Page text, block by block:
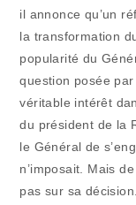
il annonce qu’un
la transformation
popularité du
question posée
véritable intérêt
du président de la
le Général de
n’imposait. Mais
pas sur sa décision.